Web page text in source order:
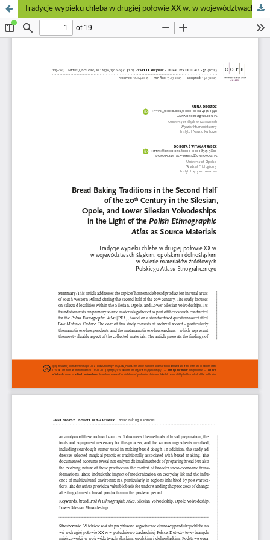
Tradycje wypieku chleba w drugiej połowie XX w. w województwach śląskim, opolskim i dolnośląskim w świetle materiałów źródłowych Polskiego Atlasu Etnograficznego